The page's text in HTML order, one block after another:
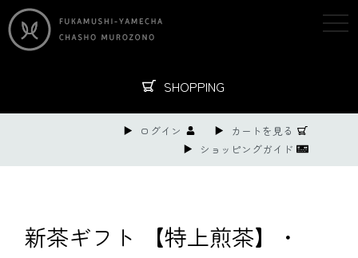
SHOPPING
ログイン
カートを見る
ショッピングガイド
新茶ギフト 【特上煎茶】・